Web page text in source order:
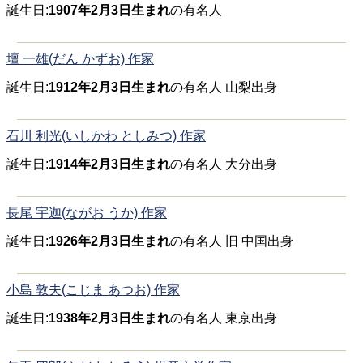
誕生日:1907年2月3日生まれの有名人
壇 一雄(だん かずお) 作家
誕生日:1912年2月3日生まれの有名人 山梨出身
石川 利光(いしかわ としみつ) 作家
誕生日:1914年2月3日生まれの有名人 大分出身
長尾 宇迦(ながお うか) 作家
誕生日:1926年2月3日生まれの有名人 旧 中国出身
小島 敦夫(こじま あつお) 作家
誕生日:1938年2月3日生まれの有名人 東京出身